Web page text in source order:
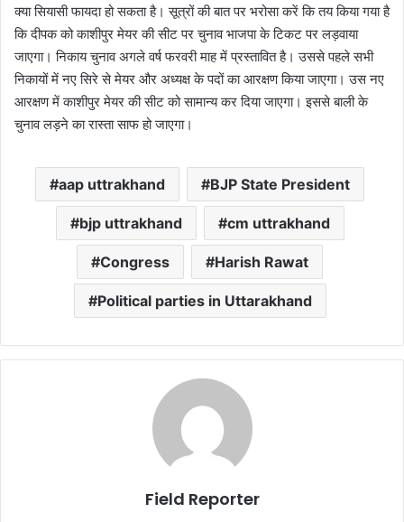
क्या सियासी फायदा हो सकता है। सूत्रों की बात पर भरोसा करें कि तय किया गया है
कि दीपक को काशीपुर मेयर की सीट पर चुनाव भाजपा के टिकट पर लड़वाया
जाएगा। निकाय चुनाव अगले वर्ष फरवरी माह में प्रस्तावित है। उससे पहले सभी
निकायों में नए सिरे से मेयर और अध्यक्ष के पदों का आरक्षण किया जाएगा। उस नए
आरक्षण में काशीपुर मेयर की सीट को सामान्य कर दिया जाएगा। इससे बाली के
चुनाव लड़ने का रास्ता साफ हो जाएगा।
aap uttrakhand BJP State President
bjp uttrakhand cm uttrakhand
Congress Harish Rawat
Political parties in Uttarakhand
Field Reporter